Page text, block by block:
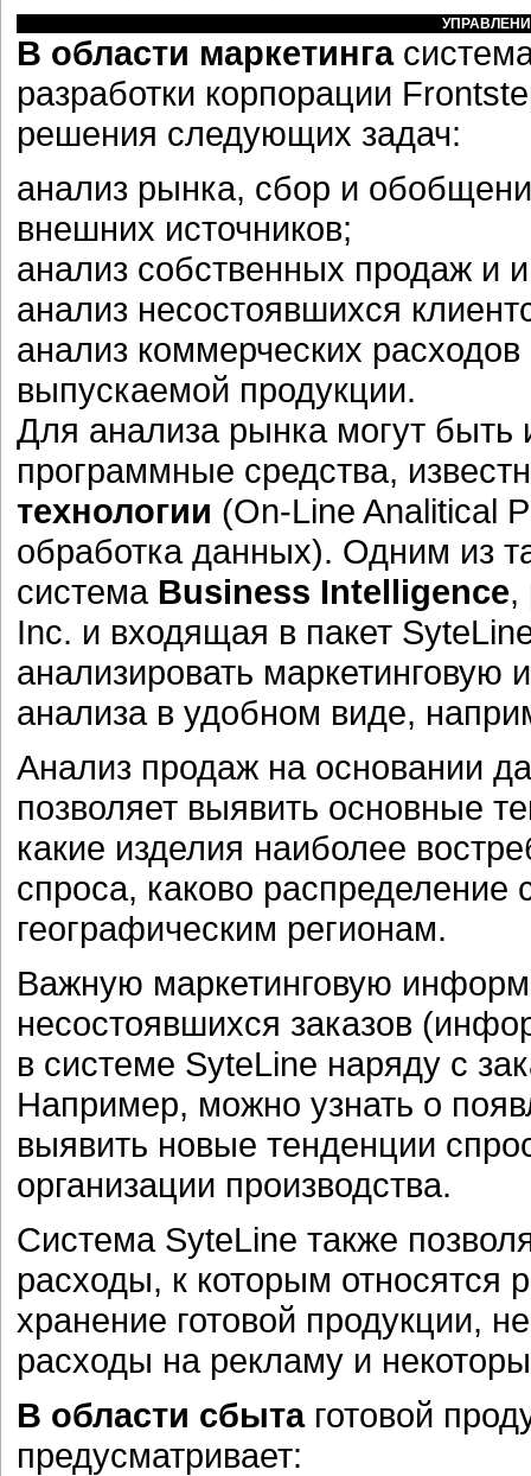
В области маркетинга
разработки корпорации
решения следующих задач:
анализ рынка, сбор и
внешних источников;
анализ собственных продаж и
анализ несостоявшихся
анализ коммерческих
выпускаемой продукции.
Для анализа рынка могут быть
программные средства,
технологии (On-Line Analitical
обработка данных). Одним из
система Business Intelligence,
Inc. и входящая в пакет
анализировать
анализа в удобном виде,
Анализ продаж на основании
позволяет выявить основные
какие изделия наиболее
спроса, каково распределение
географическим регионам.
Важную маркетинговую
несостоявшихся заказов
в системе SyteLine наряду с
Например, можно узнать о
выявить новые тенденции
организации производства.
Система SyteLine также
расходы, к которым относятся
хранение готовой продукции,
расходы на рекламу и
В области сбытаготовой
предусматривает: